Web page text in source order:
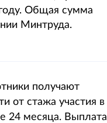
Общая сумма
Минтруда.
получают
от стажа участия в
24 месяца. Выплата